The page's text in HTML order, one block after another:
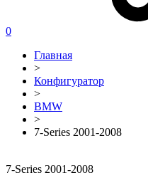
0
Главная
>
Конфигуратор
>
BMW
>
7-Series 2001-2008
7-Series 2001-2008